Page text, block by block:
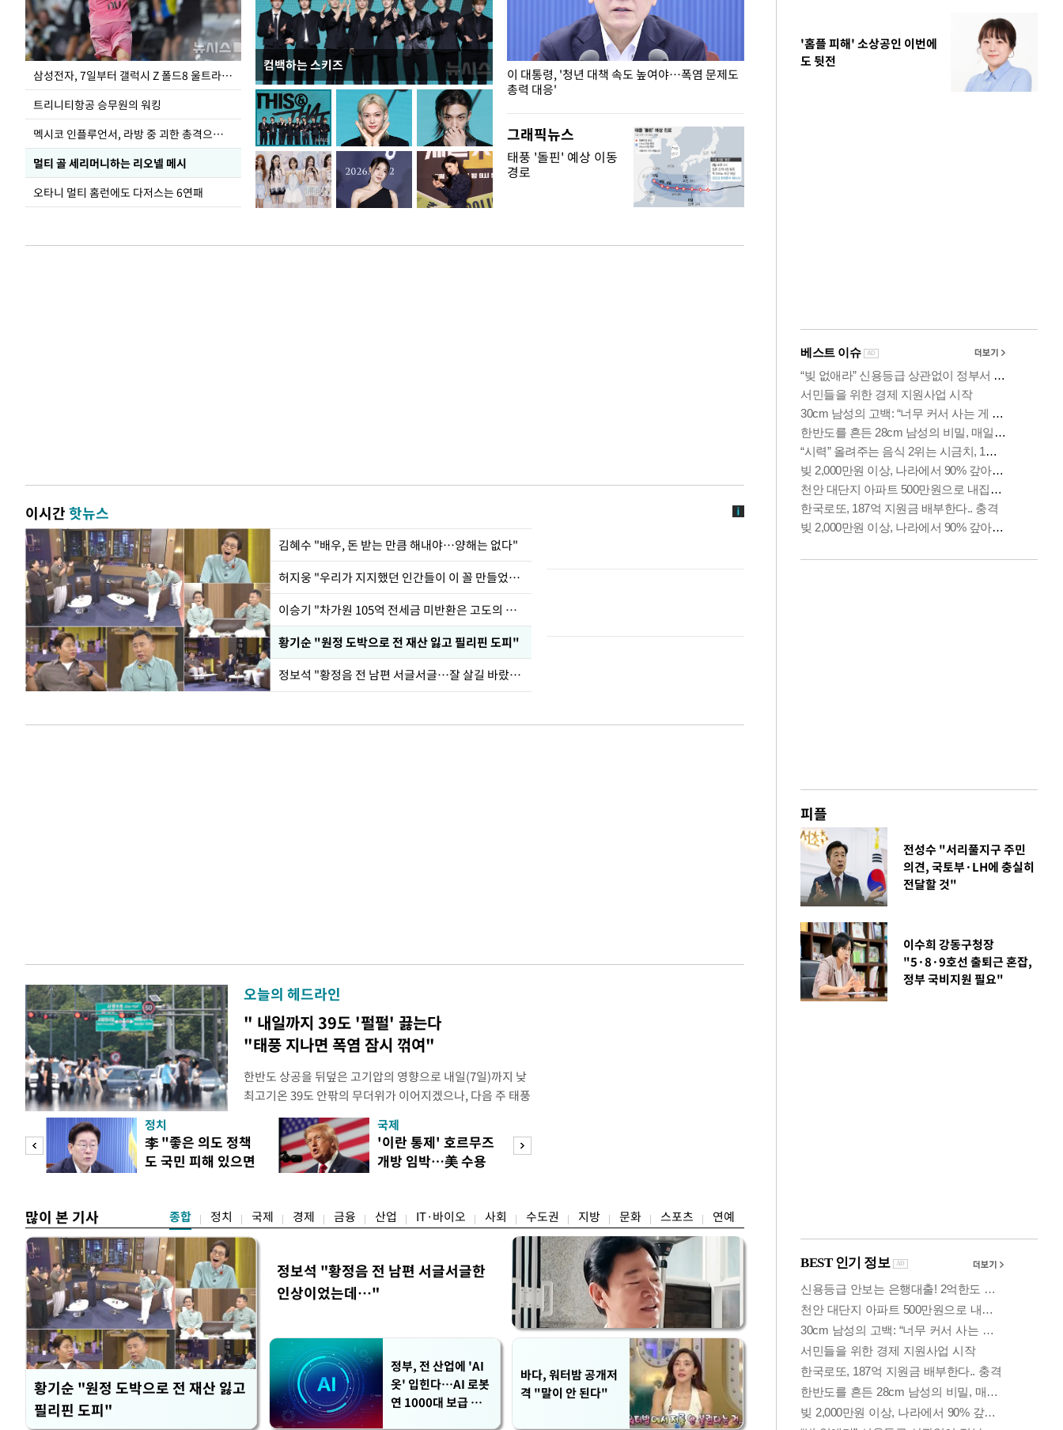
삼성전자, 7일부터 갤럭시 Z 폴드8 울트라·폴드8·플립8 출시
트리니티항공 승무원의 워킹
멕시코 인플루언서, 라방 중 괴한 총격으로 사망
멀티 골 세리머니하는 리오넬 메시
오타니 멀티 홈런에도 다저스는 6연패
컴백하는 스키즈
오세훈 "용산어린이정원 주택 공급 동의할 수 없
어"
이 대통령, '청년 대책 속도 높여야…폭염 문제도
총력 대응'
입추 하루 앞둔
폭염
그래픽뉴스
태풍 '돌핀' 예상 이동
경로
이시간핫뉴스
김혜수 "배우, 돈 받는 만큼 해내야…양해는 없다"
허지웅 "우리가 지지했던 인간들이 이 꼴 만들었다"
이승기 "차가원 105억 전세금 미반환은 고도의 사기"
황기순 "원정 도박으로 전 재산 잃고 필리핀 도피"
정보석 "황정음 전 남편 서글서글…잘 살길 바랐는데"
오늘의 헤드라인
" 내일까지 39도 '펄펄' 끓는다
"태풍 지나면 폭염 잠시 꺾여"
한반도 상공을 뒤덮은 고기압의 영향으로 내일(7일)까지 낮
최고기온 39도 안팎의 무더위가 이어지겠으나, 다음 주 태풍
'돌핀'이 지나며 기압계가 재편되는 과정에서 폭염이 일시적
으로 주춤할 것으로 기상청은 내다봤다. 기상청은 6일 오전
정례 브리핑을 열고 이같이 밝혔다. 이광연 기상청 예보분석
관은 "상층까지 잘 연결된 고기압이 한반도에 자리잡고 있
정치
李 "좋은 의도 정책
도 국민 피해 있으면
국제
'이란 통제' 호르무즈
개방 임박…美 수용
많이 본 기사 종합 정치 국제 경제 금융 산업 IT·바이오 사회 수도권 지방 문화 스포츠 연예
황기순 "원정 도박으로 전 재산 잃고
필리핀 도피"
정보석 "황정음 전 남편 서글서글한
인상이었는데…"
정부, 전 산업에 'AI
옷' 입힌다…AI 로봇
연 1000대 보급 추
바다, 워터밤 공개저
격 "말이 안 된다"
'홈플 피해' 소상공인 이번에
도 뒷전
피플
전성수 "서리풀지구 주민
의견, 국토부·LH에 충실히
전달할 것"
이수희 강동구청장
"5·8·9호선 출퇴근 혼잡,
정부 국비지원 필요"